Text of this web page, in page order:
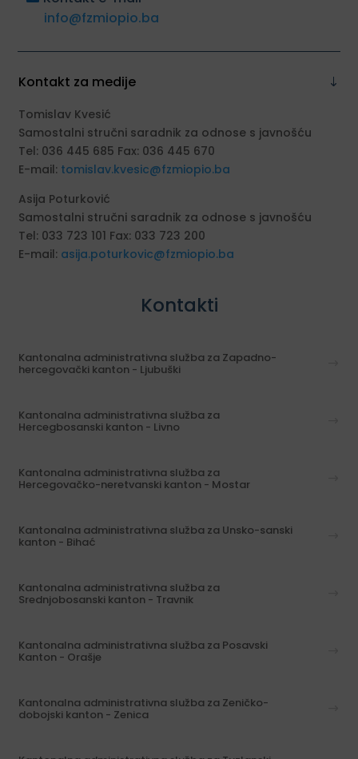
info@fzmiopio.ba
Kontakt za medije
Tomislav Kvesić
Samostalni stručni saradnik za odnose s javnošću
Tel: 036 445 685 Fax: 036 445 670
E-mail: tomislav.kvesic@fzmiopio.ba
Asija Poturković
Samostalni stručni saradnik za odnose s javnošću
Tel: 033 723 101 Fax: 033 723 200
E-mail: asija.poturkovic@fzmiopio.ba
Kontakti
Kantonalna administrativna služba za Zapadno-
hercegovački kanton - Ljubuški
Kantonalna administrativna služba za
Hercegbosanski kanton - Livno
Kantonalna administrativna služba za
Hercegovačko-neretvanski kanton - Mostar
Kantonalna administrativna služba za Unsko-sanski
kanton - Bihać
Kantonalna administrativna služba za
Srednjobosanski kanton - Travnik
Kantonalna administrativna služba za Posavski
Kanton - Orašje
Kantonalna administrativna služba za Zeničko-
dobojski kanton - Zenica